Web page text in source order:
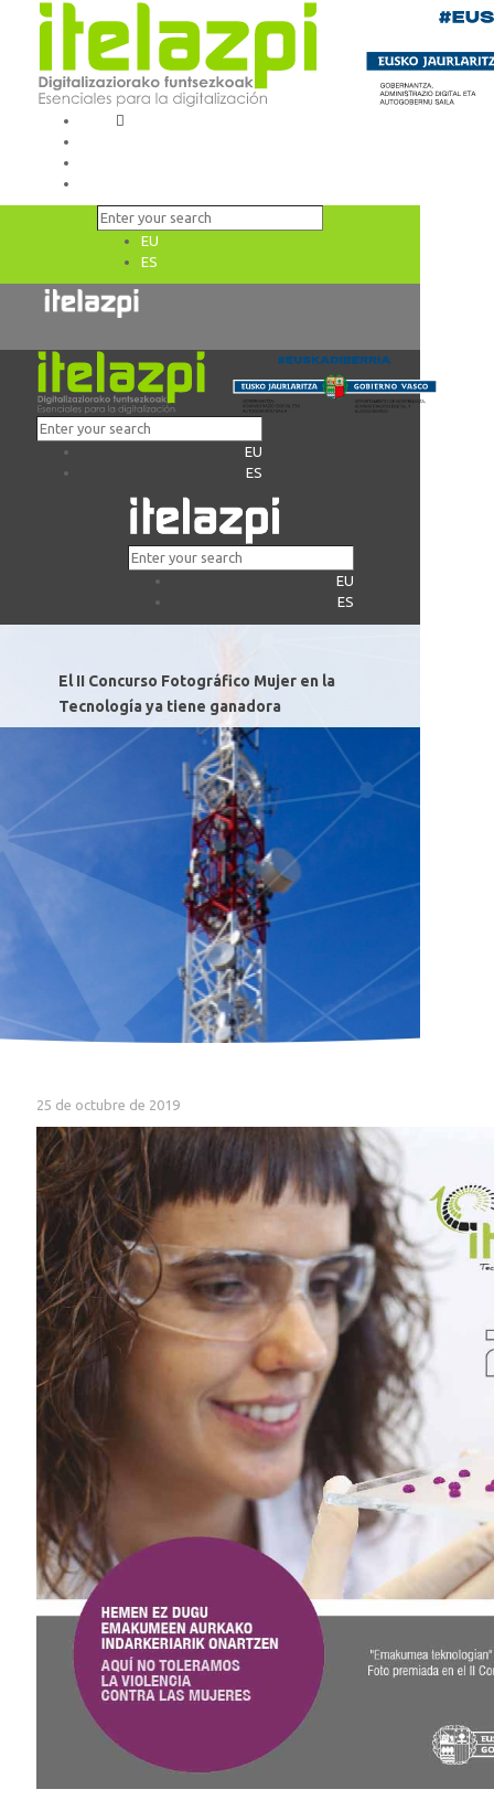
EU
ES
EU
ES
EU
ES
El II Concurso Fotográfico Mujer en la
Tecnología ya tiene ganadora
25 de octubre de 2019